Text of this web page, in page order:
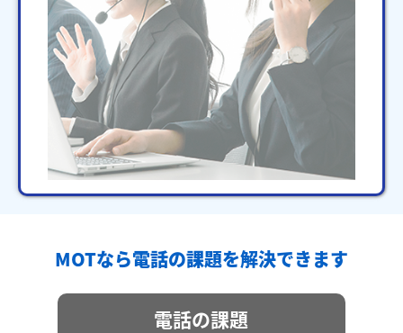
MOTなら電話の課題を解決できます
電話の課題